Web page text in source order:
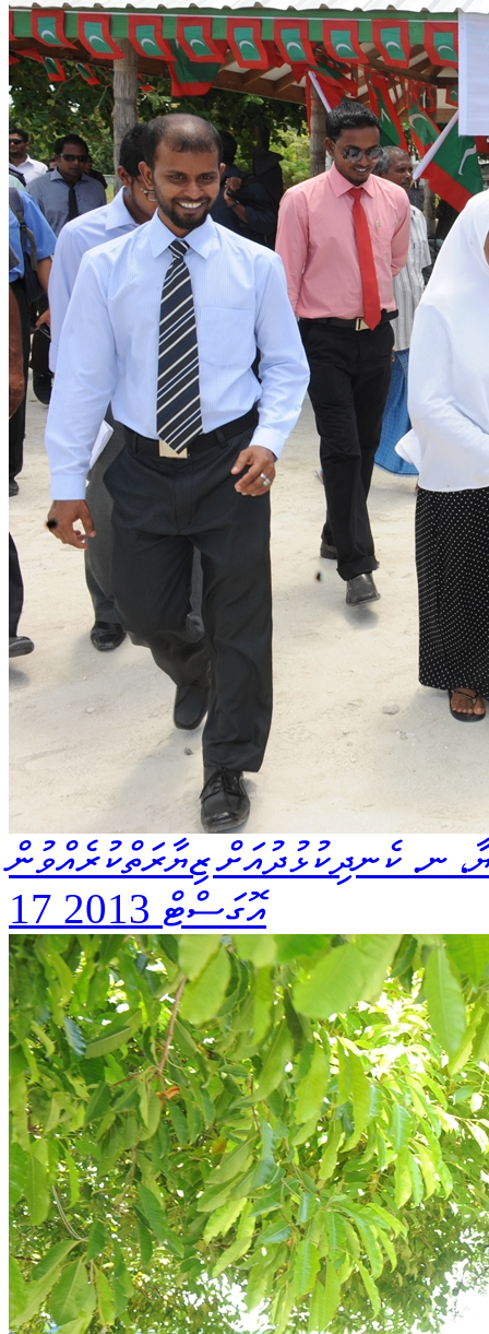
ނ. ކެނދިކުޅުދުއަށް ޒިޔާރަތްކުރެއްވުން
17 އޮގަސްޓް 2013